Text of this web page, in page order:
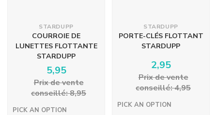
STARDUPP
COURROIE DE
LUNETTES FLOTTANTE
STARDUPP
5,95
Prix ​​de vente
conseillé: 8,95
PICK AN OPTION
STARDUPP
PORTE-CLÉS FLOTTANT
STARDUPP
2,95
Prix ​​de vente
conseillé: 4,95
PICK AN OPTION